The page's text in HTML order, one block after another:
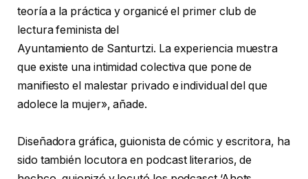
teoría a la práctica y organicé el primer club de
lectura feminista del
Ayuntamiento de Santurtzi. La experiencia muestra
que existe una intimidad colectiva que pone de
manifiesto el malestar privado e individual del que
adolece la mujer», añade.
Diseñadora gráfica, guionista de cómic y escritora, ha
sido también locutora en podcast literarios, de